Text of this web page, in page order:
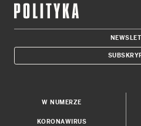
W NUMERZE
KORONAWIRUS